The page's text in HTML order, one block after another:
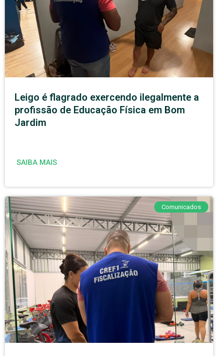
Leigo é flagrado exercendo ilegalmente a
profissão de Educação Física em Bom
Jardim
SAIBA MAIS
Comunicados